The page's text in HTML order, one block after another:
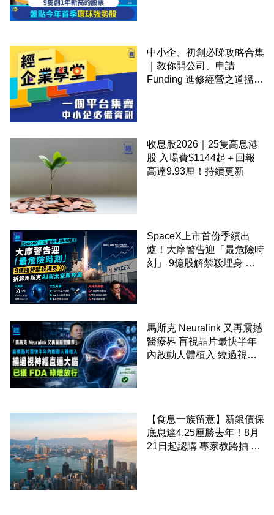
中小企、初創必睇攻略合集
｜教你開公司、申請
Funding 進修經營之道搵大
收息股2026｜25隻高息港
股 入場費$1144起＋回報
高達9.93厘！持續更新
SpaceX上市首份季績出
爐！大摩警告迎「最危險時
刻」 9億股解禁殺埋身 拆
馬斯克 Neuralink 又再震撼
醫療界 盲視晶片最快半年
內啟動人體植入 繞過視神
【食息一族留意】新銀債保
底息達4.25厘勝去年！8月
21日起認購 專家教路抽 20